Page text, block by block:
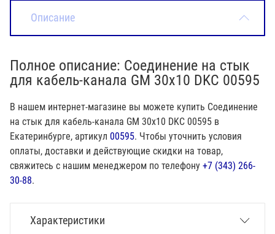
Описание
Полное описание: Соединение на стык
для кабель-канала GM 30х10 DKC 00595
В нашем интернет-магазине вы можете купить Соединение
на стык для кабель-канала GM 30х10 DKC 00595 в
Екатеринбурге, артикул 00595. Чтобы уточнить условия
оплаты, доставки и действующие скидки на товар,
свяжитесь с нашим менеджером по телефону +7 (343) 266-
30-88.
Характеристики